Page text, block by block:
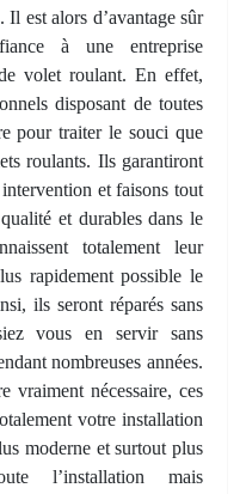
est alors d’avantage sûr
à une entreprise
volet roulant. En effet,
disposant de toutes
pour traiter le souci que
roulants. Ils garantiront
et faisons tout
et durables dans le
totalement leur
rapidement possible le
ils seront réparés sans
vous en servir sans
nombreuses années.
vraiment nécessaire, ces
votre installation
moderne et surtout plus
l’installation mais